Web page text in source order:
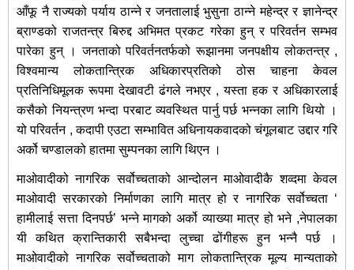
आँफू नै राज्यको पर्याय ठान्ने र जनतालाई भुसुना ठान्ने महेन्द्र र ज्ञानेन्द्र
ब्राण्डको राजतन्त्र बिरुद्द अभिमत प्रकट गरेका हुन् र परिवर्तन सम्भव
पारेका हुन् । जनताको परिवर्तनतर्फको रूझानमा जनपक्षीय लोकतन्त्र ,
विश्वमान्य लोकतान्त्रिक अधिकारप्रतिको ठोस चाहना केवल
प्रतिनिधिमूलक रूपमा देखावटी ढंगले नभएर , यस्ता हक र अधिकारलाई
कसैको नियन्त्रण भन्दा परबाट व्यवस्थित पार्नु पर्छ भन्नका लागि थियो ।
यो परिवर्तन , कदापी एउटा सम्भावित अधिनायकवादको चंगूलबाट उद्दार गरि
अर्को चण्डालको हातमा सुम्पनका लागि थिएन ।
माओवादीको नागरिक सर्वोच्चताको आन्दोलन माओवादीकै शव्दमा केवल
माओवादी सरकारको निर्माणका लागि मात्र हो र नागरिक सर्वोच्चता ‘
हामीलाई सत्ता दिनपर्छ’ भन्ने मागको अर्को व्याख्या मात्र हो भने ,नेपालका
यी कथित क्रान्तिकारी सबैभन्दा लुच्चा ढोंगीहरू हुन भन्नै पर्छ ।
माओवादीको नागरिक सर्वोच्चताको माग लोकतान्त्रिक मूल्य मान्यताको